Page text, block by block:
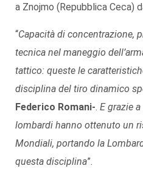
a Znojmo (Repubblica Ceca)
“Capacità di concentrazione,
tecnica nel maneggio
tattico: queste le
disciplina del tiro dinamico
Federico Romani-. E grazie
lombardi hanno ottenuto un
Mondiali, portando la
questa disciplina”.